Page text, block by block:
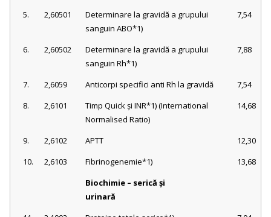
5.
2,60501
Determinare la gravidă a grupului
sanguin ABO*1)
7,54
6. 2,60502
Determinare la gravidă a grupului
sanguin Rh*1)
7,88
7. 2,6059 Anticorpi specifici anti Rh la gravidă
7,54
8.
2,6101
Timp Quick şi INR*1) (International
Normalised Ratio)
14,68
9. 2,6102 APTT
12,30
10.
2,6103 Fibrinogenemie*1)
13,68
Biochimie – serică şi
urinară